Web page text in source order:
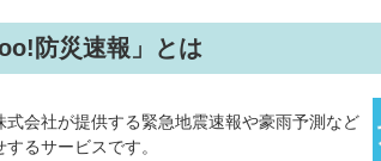
防災速報」とは
会社が提供する緊急地震速報や豪雨予測など
るサービスです。